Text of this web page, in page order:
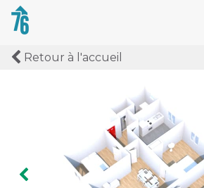
Retour à l'accueil
Image précédente